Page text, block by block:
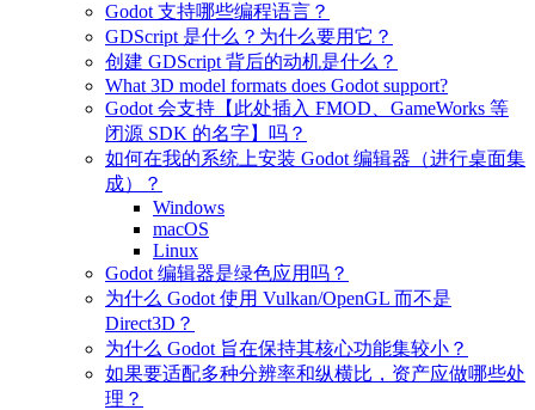
Godot 支持哪些编程语言？
GDScript 是什么？为什么要用它？
创建 GDScript 背后的动机是什么？
What 3D model formats does Godot support?
Godot 会支持【此处插入 FMOD、GameWorks 等
闭源 SDK 的名字】吗？
如何在我的系统上安装 Godot 编辑器（进行桌面集
成）？
Windows
macOS
Linux
Godot 编辑器是绿色应用吗？
为什么 Godot 使用 Vulkan/OpenGL 而不是
Direct3D？
为什么 Godot 旨在保持其核心功能集较小？
如果要适配多种分辨率和纵横比，资产应做哪些处
理？